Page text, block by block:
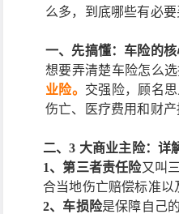
么多，到底哪些有必
一、先搞懂：车险的
想要弄清楚车险怎么
业险。 交强险，顾名
伤亡、医疗费用和财产
二、3 大商业主险：详
1、第三者责任险又叫
合当地伤亡赔偿标准
2、车损险是保障自己